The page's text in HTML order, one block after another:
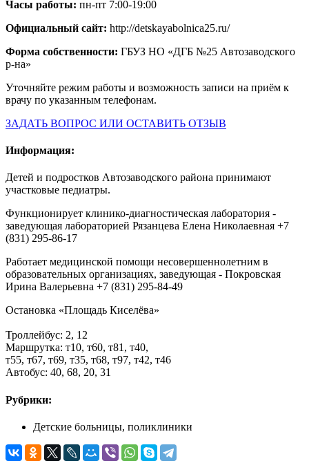
Часы работы: пн-пт 7:00-19:00
Официальный сайт: http://detskayabolnica25.ru/
Форма собственности: ГБУЗ НО «ДГБ №25 Автозаводского
р-на»
Уточняйте режим работы и возможность записи на приём к
врачу по указанным телефонам.
ЗАДАТЬ ВОПРОС ИЛИ ОСТАВИТЬ ОТЗЫВ
Информация:
Детей и подростков Автозаводского района принимают
участковые педиатры.
Функционирует клинико-диагностическая лаборатория -
заведующая лабораторией Рязанцева Елена Николаевная +7
(831) 295-86-17
Работает медицинской помощи несовершеннолетним в
образовательных организациях, заведующая - Покровская
Ирина Валерьевна +7 (831) 295-84-49
Остановка «Площадь Киселёва»
Троллейбус: 2, 12
Маршрутка: т10, т60, т81, т40,
т55, т67, т69, т35, т68, т97, т42, т46
Автобус: 40, 68, 20, 31
Рубрики:
Детские больницы, поликлиники